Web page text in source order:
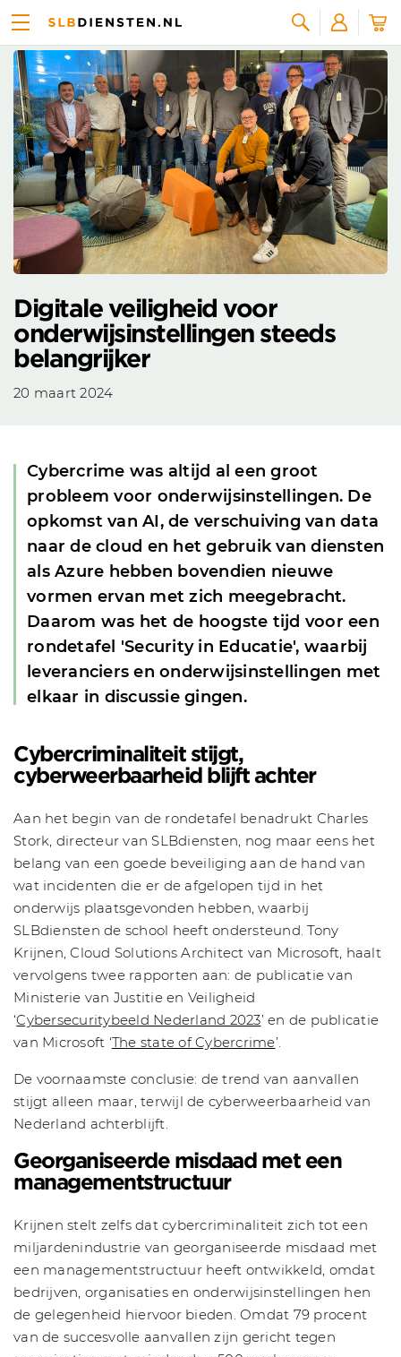
Zoeken
Nieuws overzicht
Digitale veiligheid voor
onderwijsinstellingen steeds
belangrijker
20 maart 2024
Cybercrime was altijd al een groot
probleem voor onderwijsinstellingen. De
opkomst van AI, de verschuiving van data
naar de cloud en het gebruik van diensten
als Azure hebben bovendien nieuwe
vormen ervan met zich meegebracht.
Daarom was het de hoogste tijd voor een
rondetafel 'Security in Educatie', waarbij
leveranciers en onderwijsinstellingen met
elkaar in discussie gingen.
Cybercriminaliteit stijgt,
cyberweerbaarheid blijft achter
Aan het begin van de rondetafel benadrukt Charles
Stork, directeur van SLBdiensten, nog maar eens het
belang van een goede beveiliging aan de hand van
wat incidenten die er de afgelopen tijd in het
onderwijs plaatsgevonden hebben, waarbij
SLBdiensten de school heeft ondersteund. Tony
Krijnen, Cloud Solutions Architect van Microsoft, haalt
vervolgens twee rapporten aan: de publicatie van
Ministerie van Justitie en Veiligheid
‘Cybersecuritybeeld Nederland 2023’ en de publicatie
van Microsoft ‘The state of Cybercrime’.
De voornaamste conclusie: de trend van aanvallen
stijgt alleen maar, terwijl de cyberweerbaarheid van
Nederland achterblijft.
Georganiseerde misdaad met een
managementstructuur
Krijnen stelt zelfs dat cybercriminaliteit zich tot een
miljardenindustrie van georganiseerde misdaad met
een managementstructuur heeft ontwikkeld, omdat
bedrijven, organisaties en onderwijsinstellingen hen
de gelegenheid hiervoor bieden. Omdat 79 procent
van de succesvolle aanvallen zijn gericht tegen